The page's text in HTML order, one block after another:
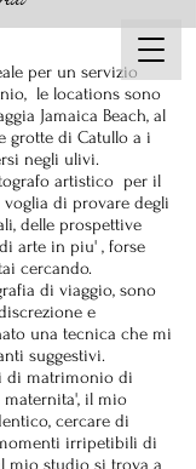
per un servizio
le locations sono
Jamaica Beach, al
grotte di Catullo a i
negli ulivi.
artistico per il
di provare degli
delle prospettive
arte in piu' , forse
cercando.
di viaggio, sono
e
una tecnica che mi
suggestivi.
di matrimonio di
il mio
cercare di
irripetibili di
mio studio si trova a